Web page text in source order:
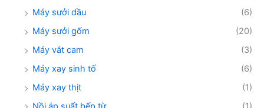
Máy sưởi dầu
(6)
Máy sưởi gốm
(20)
Máy vắt cam
(3)
Máy xay sinh tố
(6)
Máy xay thịt
(1)